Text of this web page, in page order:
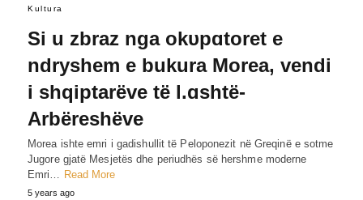
Kultura
Si u zbraz nga okυpɑtoret e
ndryshem e bukura Morea, vendi
i shqiptarëve të l.ɑshtë-
Arbëreshëve
Morea ishte emri i gadishullit të Peloponezit në Greqinë e sotme
Jugore gjatë Mesjetës dhe periudhës së hershme moderne
Emri… Read More
5 years ago